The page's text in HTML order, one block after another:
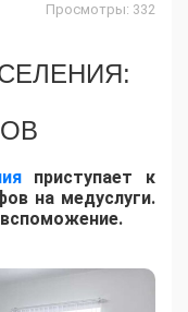
Просмотры: 332
приступает к
на медуслуги.